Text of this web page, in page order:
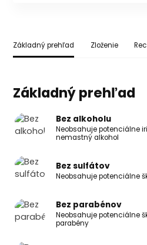
Základný prehľad Zloženie
Základný prehľad
Bez alkoholu
Neobsahuje potenciálne
nemastný alkohol
Bez sulfátov
Neobsahuje potenciálne
Bez parabénov
Neobsahuje potenciálne
parabény